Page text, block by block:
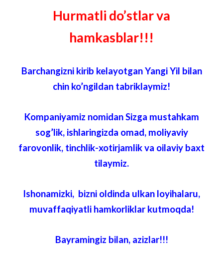
Hurmatli do’stlar va
hamkasblar!!!
Barchangizni kirib kelayotgan Yangi Yil bilan
chin ko’ngildan tabriklaymiz!
Kompaniyamiz nomidan Sizga mustahkam
sog’lik, ishlaringizda omad, moliyaviy
farovonlik, tinchlik-xotirjamlik va oilaviy baxt
tilaymiz.
Ishonamizki, bizni oldinda ulkan loyihalaru,
muvaffaqiyatli hamkorliklar kutmoqda!
Bayramingiz bilan, azizlar!!!